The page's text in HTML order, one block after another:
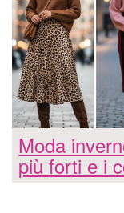
Moda
più forti e i